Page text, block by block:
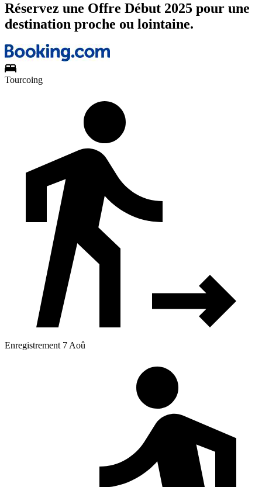
Réservez une Offre Début 2025 pour une
destination proche ou lointaine.
Tourcoing
Enregistrement 7 Aoû